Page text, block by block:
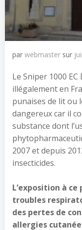
par webmaster sur
Le Sniper 1000
illégalement en
punaises de lit ou
dangereux car il
substance dont
2007 et depuis
insecticides.
L’exposition à
troubles
des pertes de
allergies